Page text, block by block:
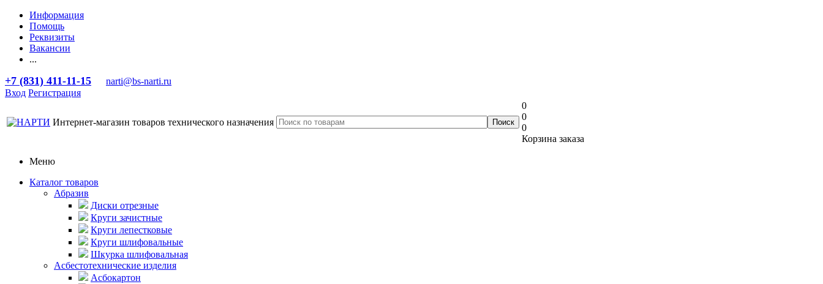
Информация
Помощь
Реквизиты
Вакансии
...
+7 (831) 411-11-15
narti@bs-narti.ru
Вход Регистрация
Интернет-магазин товаров технического назначения
0
0
0
Корзина заказа
Меню
Каталог товаров
Абразив
Диски отрезные
Круги зачистные
Круги лепестковые
Круги шлифовальные
Шкурка шлифовальная
Асбестотехнические изделия
Асбокартон